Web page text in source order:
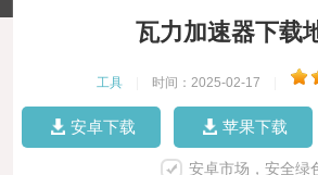
瓦力加速器下载
工具 时间：2025-02-17
安卓下载 苹果下载
安卓市场，安全绿